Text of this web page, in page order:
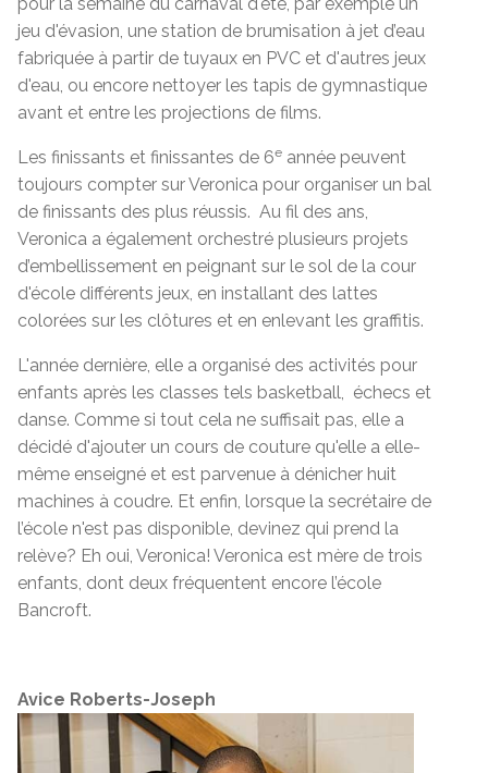
jeu d'évasion, une station de brumisation à jet d’eau
fabriquée à partir de tuyaux en PVC et d'autres jeux
d'eau, ou encore nettoyer les tapis de gymnastique
avant et entre les projections de films.
Les finissants et finissantes de 6e année peuvent
toujours compter sur Veronica pour organiser un bal
de finissants des plus réussis. Au fil des ans,
Veronica a également orchestré plusieurs projets
d’embellissement en peignant sur le sol de la cour
d'école différents jeux, en installant des lattes
colorées sur les clôtures et en enlevant les graffitis.
L'année dernière, elle a organisé des activités pour
enfants après les classes tels basketball, échecs et
danse. Comme si tout cela ne suffisait pas, elle a
décidé d'ajouter un cours de couture qu'elle a elle-
même enseigné et est parvenue à dénicher huit
machines à coudre. Et enfin, lorsque la secrétaire de
l’école n'est pas disponible, devinez qui prend la
relève? Eh oui, Veronica! Veronica est mère de trois
enfants, dont deux fréquentent encore l’école
Bancroft.
Avice Roberts-Joseph